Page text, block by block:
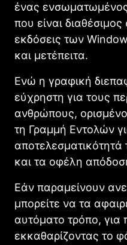
ένας
που είναι
εκδόσεις των
και μετέπειτα.
Ενώ η γραφική
εύχρηστη για τους
ανθρώπους,
τη Γραμμή Εντολών
αποτελεσματικότητά
και τα οφέλη
Εάν παραμείνουν
μπορείτε να τα
αυτόματο τρόπο, για
εκκαθαρίζοντας το